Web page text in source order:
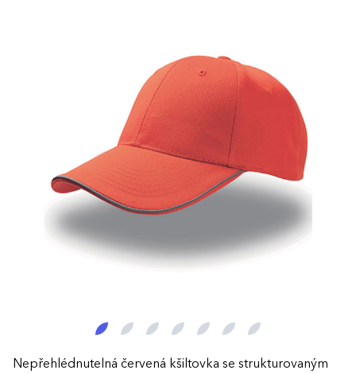
Nepřehlédnutelná červená kšiltovka se strukturovaným